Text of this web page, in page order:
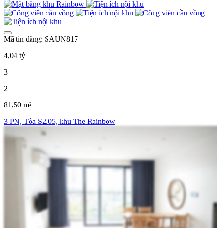
Mã tin đăng: SAUN817
4,04 tỷ
3
2
81,50 m²
3 PN, Tòa S2.05, khu The Rainbow